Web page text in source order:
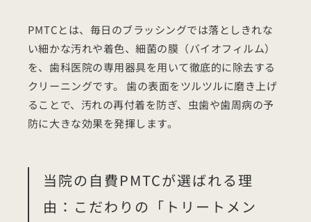
PMTCとは、毎日のブラッシングでは落としきれな
い細かな汚れや着色、細菌の膜（バイオフィルム）
を、歯科医院の専用器具を用いて徹底的に除去する
クリーニングです。 歯の表面をツルツルに磨き上げ
ることで、汚れの再付着を防ぎ、虫歯や歯周病の予
防に大きな効果を発揮します。
当院の自費PMTCが選ばれる理
由：こだわりの「トリートメン